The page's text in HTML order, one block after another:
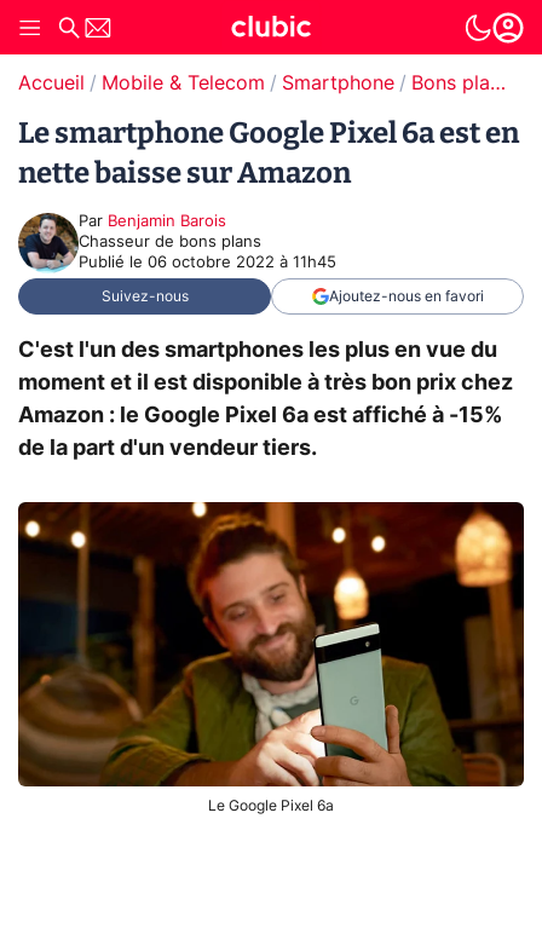
Accueil Mobile & Telecom Smartphone Bons plans Smartphones
Le smartphone Google Pixel 6a est en
nette baisse sur Amazon
Par Benjamin Barois
Chasseur de bons plans
Publié le 06 octobre 2022 à 11h45
Suivez-nous Ajoutez-nous en favori
C'est l'un des smartphones les plus en vue du
moment et il est disponible à très bon prix chez
Amazon : le Google Pixel 6a est affiché à -15%
de la part d'un vendeur tiers.
Le Google Pixel 6a